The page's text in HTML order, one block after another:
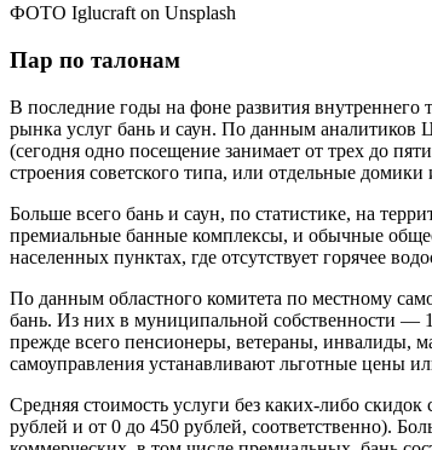
ФОТО Iglucraft on Unsplash
Пар по талонам
В последние годы на фоне развития внутреннего
рынка услуг бань и саун. По данным аналитиков
(сегодня одно посещение занимает от трех до
строения советского типа, или отдельные
Больше всего бань и саун, по статистике, на
премиальные банные комплексы, и обычные
населенных пунктах, где отсутствует горячее
По данным областного комитета по местному
бань. Из них в муниципальной собственности —
прежде всего пенсионеры, ветераны, инвалиды,
самоуправления устанавливают льготные цены
Средняя стоимость услуги без каких‑либо
руб­лей и от 0 до 450 рублей, соответственно).